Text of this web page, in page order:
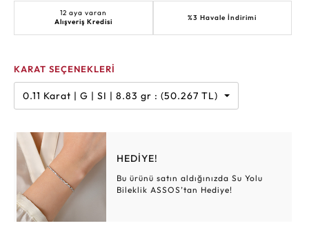
12 aya varan
Alışveriş Kredisi
%3 Havale İndirimi
KARAT SEÇENEKLERİ
0.11 Karat | G | SI | 8.83 gr : (50.267 TL)
HEDİYE!
Bu ürünü satın aldığınızda Su Yolu
Bileklik ASSOS’tan Hediye!